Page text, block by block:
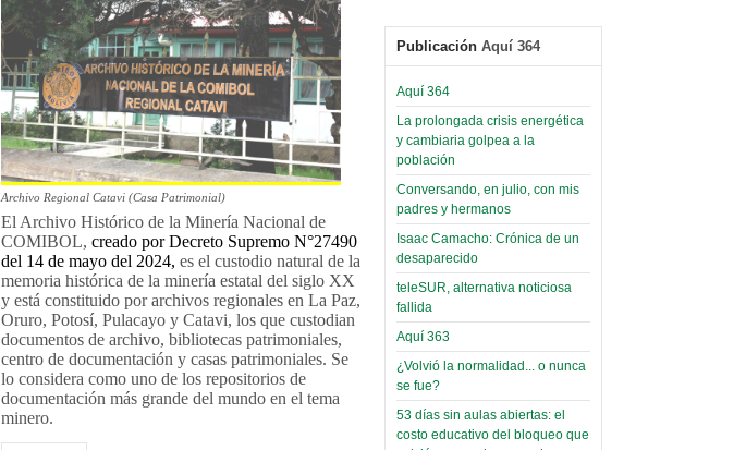
Archivo Regional Catavi (Casa Patrimonial)
El Archivo Histórico de la Minería Nacional de
COMIBOL, creado por Decreto Supremo N°27490
del 14 de mayo del 2024, es el custodio natural de la
memoria histórica de la minería estatal del siglo XX
y está constituido por archivos regionales en La Paz,
Oruro, Potosí, Pulacayo y Catavi, los que custodian
documentos de archivo, bibliotecas patrimoniales,
centro de documentación y casas patrimoniales. Se
lo considera como uno de los repositorios de
documentación más grande del mundo en el tema
minero.
certificados por apoyo al
Séptimo Encuentro de
Economistas
Sábado, 14 Octubre 2023
Leer Más...
Trabajo Social de la UMSA
volverá a las urnas para elegir a
su directora
Sábado, 14 Octubre 2023
Leer Más...
Candidatos del MAS se
presentarán en la UMSA
Jueves, 14 Septiembre 2023
Leer Más...
Carrera de Geografía realiza
Segundo Congreso Nacional
Viernes, 14 Octubre 2022
Leer Más...
y esconder la
mano
Jueves, 10 Diciembre 2020
Read more...
Infierno Covid
parte VI:
Gabinete de
Áñez se atribuye
construcción de
hospitales
prefabricados en
la que no tuvo
participación;
más de 24 horas
después rectifica
Publicación Aquí 364
Aquí 364
La prolongada crisis energética
y cambiaria golpea a la
población
Conversando, en julio, con mis
padres y hermanos
Isaac Camacho: Crónica de un
desaparecido
teleSUR, alternativa noticiosa
fallida
Aquí 363
¿Volvió la normalidad... o nunca
se fue?
53 días sin aulas abiertas: el
costo educativo del bloqueo que